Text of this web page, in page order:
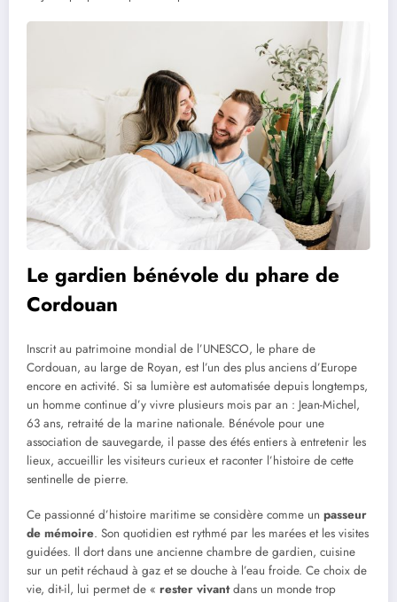
Le gardien bénévole du phare de
Cordouan
Inscrit au patrimoine mondial de l’UNESCO, le phare de
Cordouan, au large de Royan, est l’un des plus anciens d’Europe
encore en activité. Si sa lumière est automatisée depuis longtemps,
un homme continue d’y vivre plusieurs mois par an : Jean-Michel,
63 ans, retraité de la marine nationale. Bénévole pour une
association de sauvegarde, il passe des étés entiers à entretenir les
lieux, accueillir les visiteurs curieux et raconter l’histoire de cette
sentinelle de pierre.
Ce passionné d’histoire maritime se considère comme un passeur
de mémoire. Son quotidien est rythmé par les marées et les visites
guidées. Il dort dans une ancienne chambre de gardien, cuisine
sur un petit réchaud à gaz et se douche à l’eau froide. Ce choix de
vie, dit-il, lui permet de « rester vivantdans un monde trop